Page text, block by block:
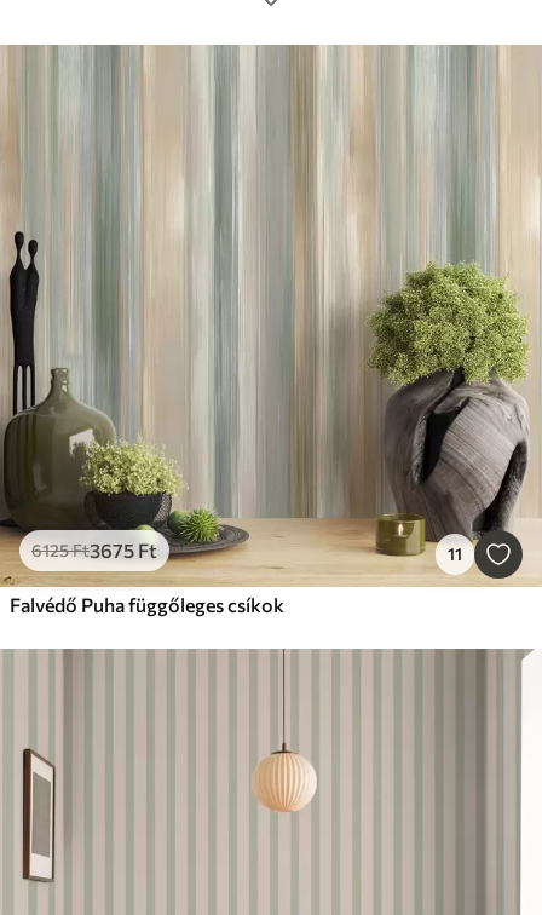
Címkék
Legnépszerűbb
Mindent visszaállítani
6125Ft3675 Ft 11
Falvédő Puha függőleges csíkok